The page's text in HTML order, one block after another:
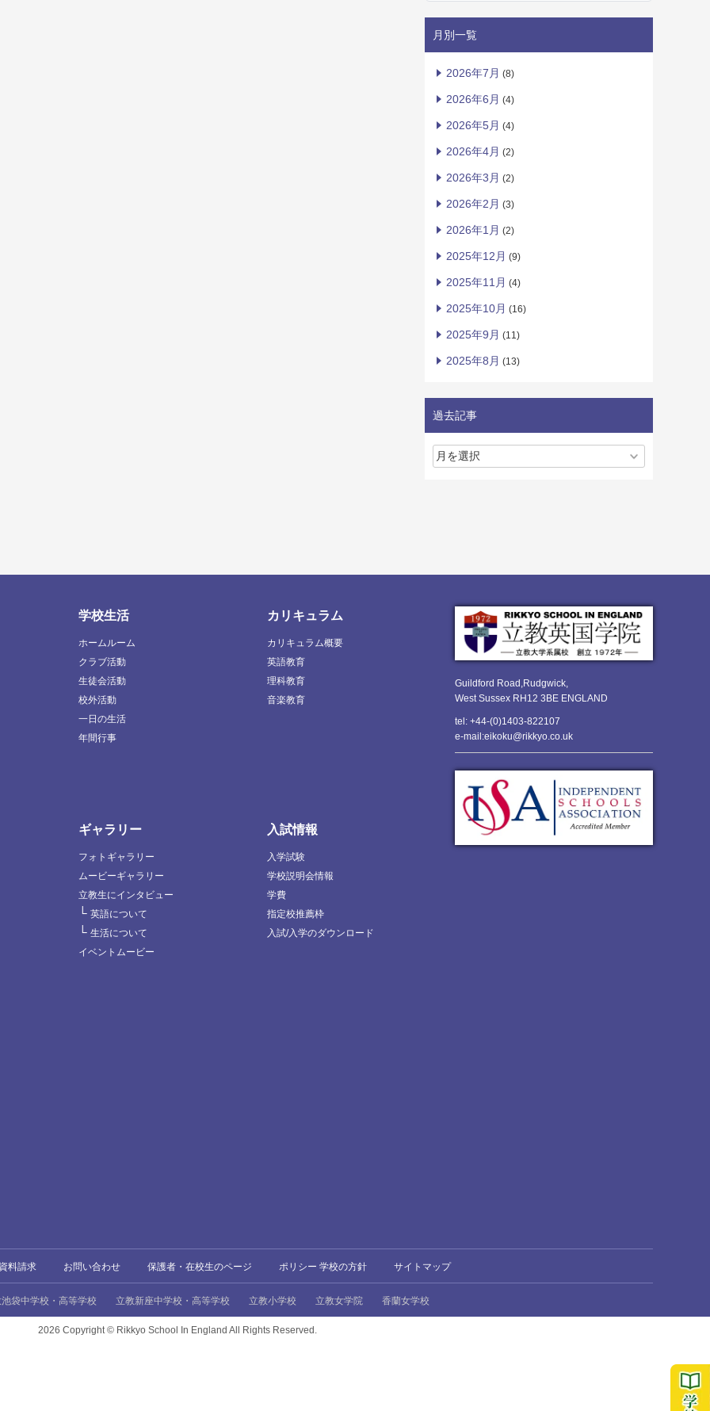
月別一覧
2026年7月 (8)
2026年6月 (4)
2026年5月 (4)
2026年4月 (2)
2026年3月 (2)
2026年2月 (3)
2026年1月 (2)
2025年12月 (9)
2025年11月 (4)
2025年10月 (16)
2025年9月 (11)
2025年8月 (13)
過去記事
Guildford Road,Rudgwick,
West Sussex RH12 3BE ENGLAND
tel: +44-(0)1403-822107
e-mail:eikoku@rikkyo.co.uk
学校生活
ホームルーム
クラブ活動
生徒会活動
校外活動
一日の生活
年間行事
カリキュラム
カリキュラム概要
英語教育
理科教育
音楽教育
ギャラリー
フォトギャラリー
ムービーギャラリー
立教生にインタビュー
└ 英語について
└ 生活について
イベントムービー
入試情報
入学試験
学校説明会情報
学費
指定校推薦枠
入試/入学のダウンロード
資料請求 お問い合わせ 保護者・在校生のページ ポリシー 学校の方針 サイトマップ
池袋中学校・高等学校 立教新座中学校・高等学校 立教小学校 立教女学院 香蘭女学校
2026 Copyright © Rikkyo School In England All Rights Reserved.